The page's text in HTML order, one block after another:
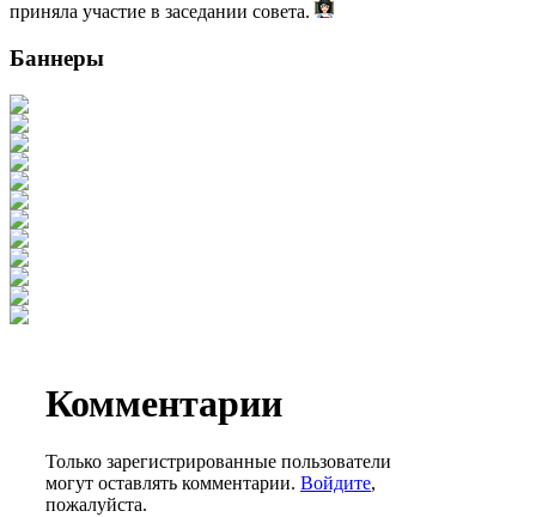
приняла участие в заседании совета.
Баннеры
Комментарии
Только зарегистрированные пользователи
могут оставлять комментарии. Войдите,
пожалуйста.